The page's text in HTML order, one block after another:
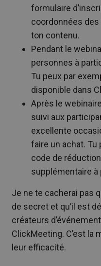
formulaire
coordonnées
ton contenu.
Pendant le
personnes à
Tu peux par
disponible dans
Après le
suivi aux
excellente
faire un achat. Tu
code de
supplémentaire à
Je ne te cacherai pas
de secret et qu’il est
créateurs
ClickMeeting. C’est la
leur efficacité.